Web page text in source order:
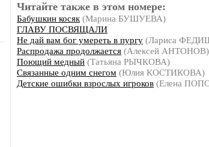
Читайте также в этом номере:
Бабушкин косяк (Марина БУШУЕВА)
ГЛАВУ ПОСВЯЩАЛИ
Не дай вам бог умереть в пургу (Лариса
Распродажа продолжается (Алексей АНТОНОВ)
Поющий медный (Татьяна РЫЧКОВА)
Связанные одним снегом (Юлия КОСТИКОВА)
Детские ошибки взрослых игроков (Елена